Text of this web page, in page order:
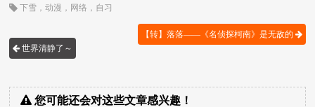
下雪 ，动漫 ， 网络 ， 自习
世界清静了～
【转】落落――《名侦探柯南》是无敌的
您可能还会对这些文章感兴趣！